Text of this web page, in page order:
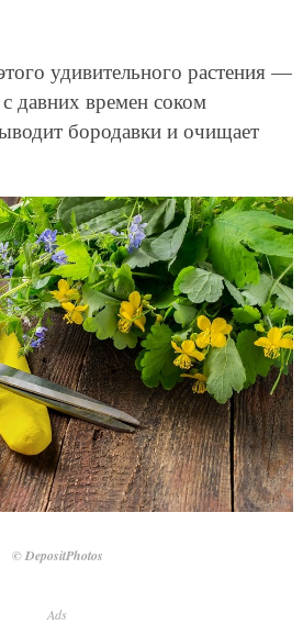
удивительного растения —
давних времен соком
бородавки и очищает
© DepositPhotos
Ads